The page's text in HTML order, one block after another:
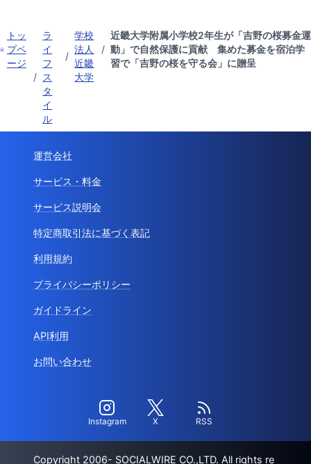
トッ
プペ
ージ
/
ラ
イ
フ
ス
タ
イ
ル
/
学校
法人
近畿
大学
/
近畿大学附属小学校2年生が「吉野の桜募金運
動」で自然保護に貢献 集めた募金を宿泊学
習で「吉野の桜を守る会」に贈呈
運営会社
サービス・料金
サービス説明会
特定商取引法に基づく表記
利用規約
プライバシーポリシー
ガイドライン
API利用
お問い合わせ
Instagram X RSS
Copyright 2006- SOCIALWIRE CO.,LTD. All rights re